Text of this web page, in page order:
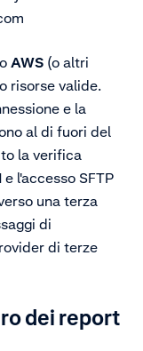
AWS (o altri
risorse valide.
e la
al di fuori del
la verifica
l'accesso SFTP
una terza
di
di terze
dei report